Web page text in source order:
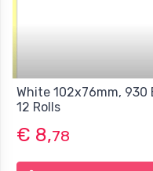
White 102x76mm,
12 Rolls
€ 8,78